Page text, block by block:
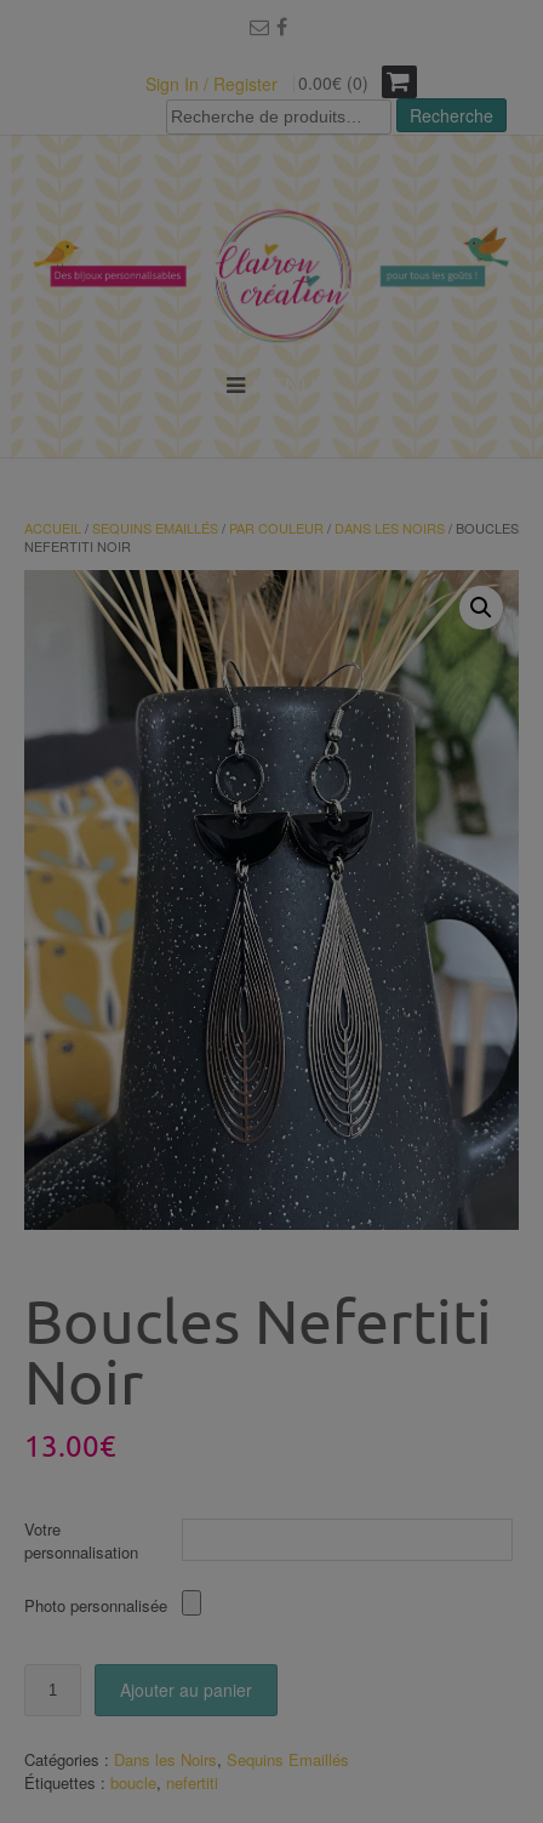
Sign In / Register
0.00€ (0)
Recherche
pour :
Recherche
ACCUEIL /SEQUINS EMAILLÉS/ PAR COULEUR / DANS LES NOIRS/ BOUCLES
NEFERTITI NOIR
Boucles Nefertiti
Noir
13.00€
Votre
personnalisation
Photo personnalisée
Noir
Ajouter au panier
Catégories : Dans les Noirs, Sequins Emaillés
Étiquettes : boucle, nefertiti